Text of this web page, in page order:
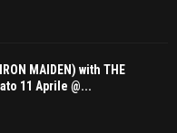
MAIDEN) with THE
11 Aprile @...